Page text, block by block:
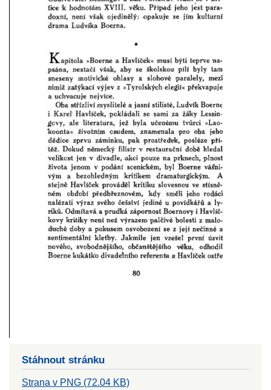
Stáhnout stránku
Strana v PNG (72.04 KB)